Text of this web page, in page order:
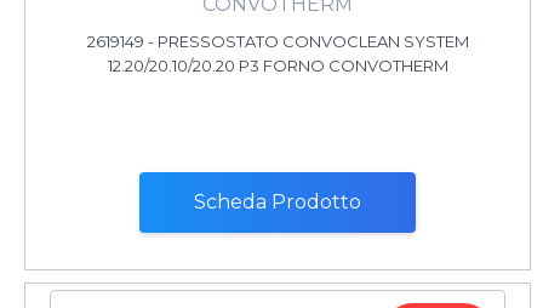
2619149 - PRESSOSTATO CONVOCLEAN SYSTEM
12.20/20.10/20.20 P3 FORNO CONVOTHERM
Scheda Prodotto